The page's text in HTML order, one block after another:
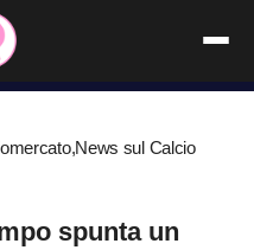
,News sul Calcio
spunta un